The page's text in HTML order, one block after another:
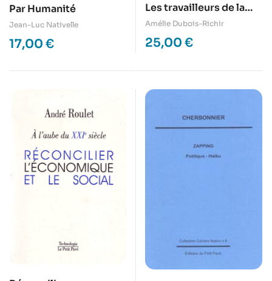
Par Humanité
Jean-Luc Nativelle
17,00 €
Les travailleurs de la
Loire au XIXe siècle
Amélie Dubois-Richir
25,00 €